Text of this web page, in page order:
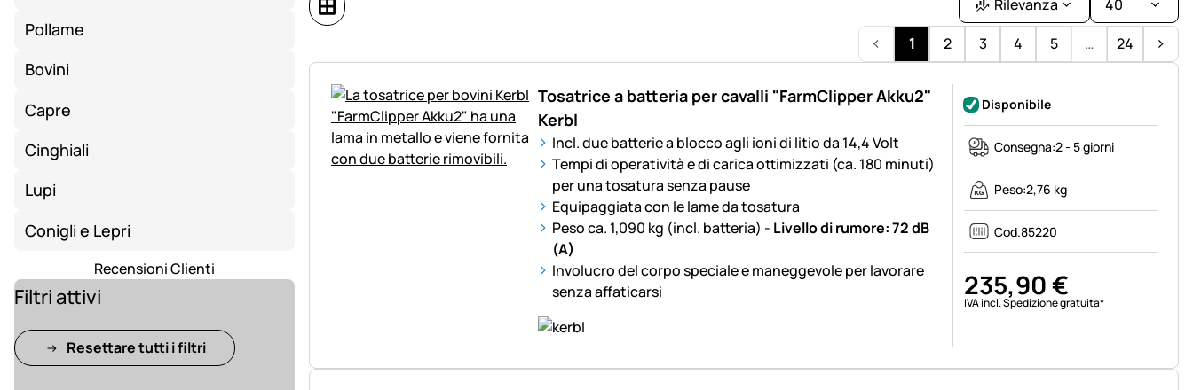
Pollame
Bovini
Capre
Cinghiali
Lupi
Conigli e Lepri
Recensioni Clienti
Filtri attivi
Resettare tutti i filtri
Rilevanza
40
1
2 3 4 5 … 24
Tosatrice a batteria per cavalli "FarmClipper Akku2"
Kerbl
Incl. due batterie a blocco agli ioni di litio da 14,4 Volt
Tempi di operatività e di carica ottimizzati (ca. 180 minuti)
per una tosatura senza pause
Equipaggiata con le lame da tosatura
Peso ca. 1,090 kg (incl. batteria) - Livello di rumore: 72 dB
(A)
Involucro del corpo speciale e maneggevole per lavorare
senza affaticarsi
Disponibile
Consegna:2 - 5 giorni
Peso:2,76 kg
Cod.85220
235,90€
Informazioni fiscali:
IVA incl.Spedizione gratuita*